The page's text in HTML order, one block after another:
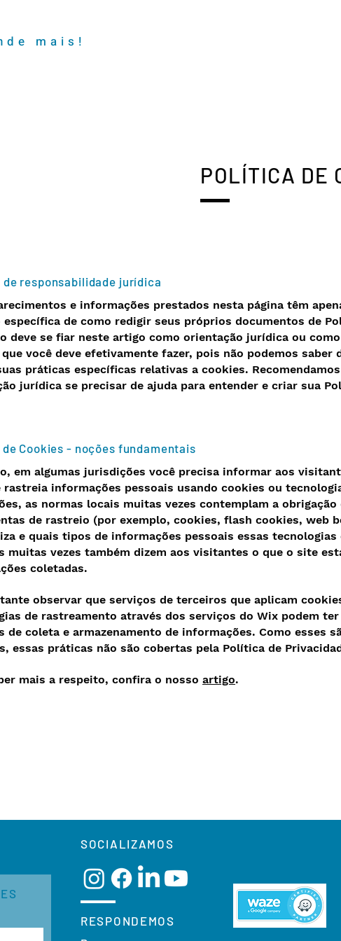
mais!
POLÍTICA DE
de responsabilidade jurídica
e informações prestados nesta página têm
específica de como redigir seus próprios documentos de
deve se fiar neste artigo como orientação jurídica ou
você deve efetivamente fazer, pois não podemos saber
práticas específicas relativas a cookies.
jurídica se precisar de ajuda para entender e criar sua
Cookies - noções fundamentais
em algumas jurisdições você precisa informar aos
rastreia informações pessoais usando cookies ou
as normas locais muitas vezes contemplam a obrigação
de rastreio (por exemplo, cookies, flash cookies, web
e quais tipos de informações pessoais essas tecnologias
muitas vezes também dizem aos visitantes o que o site
coletadas.
observar que serviços de terceiros que aplicam
de rastreamento através dos serviços do Wix podem
de coleta e armazenamento de informações. Como esses
essas práticas não são cobertas pela Política de
mais a respeito, confira o nosso artigo.
SOCIALIZAMOS
RESPONDEMOS